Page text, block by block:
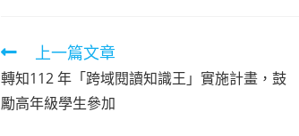
Read
more
articles
上一篇文章
轉知112 年「跨域閱讀知識王」實施計畫，鼓
勵高年級學生參加